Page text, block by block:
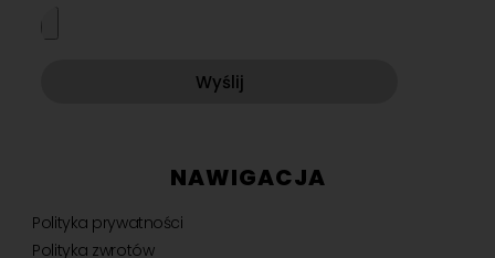
Wyślij
NAWIGACJA
Polityka prywatności
Polityka zwrotów